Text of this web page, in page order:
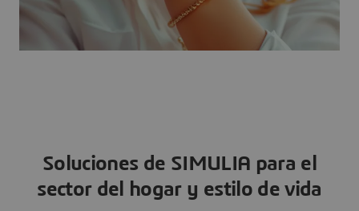
Soluciones de SIMULIA para el
sector del hogar y estilo de vida